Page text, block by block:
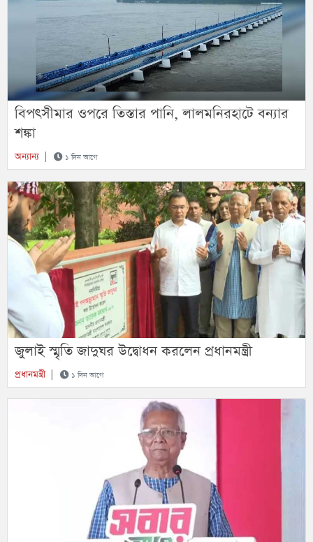
বিপৎসীমার ওপরে তিস্তার পানি, লালমনিরহাটে বন্যার
শঙ্কা
অন্যান্য ১ দিন আগে
জুলাই স্মৃতি জাদুঘর উদ্বোধন করলেন প্রধানমন্ত্রী
প্রধানমন্ত্রী| ১ দিন আগে